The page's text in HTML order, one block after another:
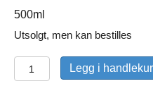
500ml
Utsolgt, men kan bestilles
NAF
Crib
Legg i